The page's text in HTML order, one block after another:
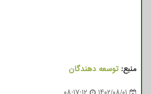
منبع: توسعه دهندگان